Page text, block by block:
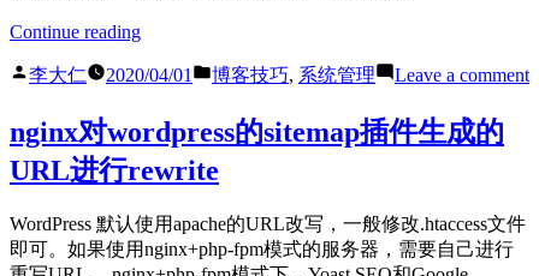
Continue reading“[WP]
级
以
后
Nginx
静
态
Posted
李大仁 2020/04/01
Posted
博客技巧, 系统管理 Leave a comment
nginx对wordpress的sitemap插件生成的
URL进行rewrite
WordPress 默认使用apache的URL改写，一般修改.htaccess文件
即可。如果使用nginx+php-fpm模式的服务器，需要自己进行